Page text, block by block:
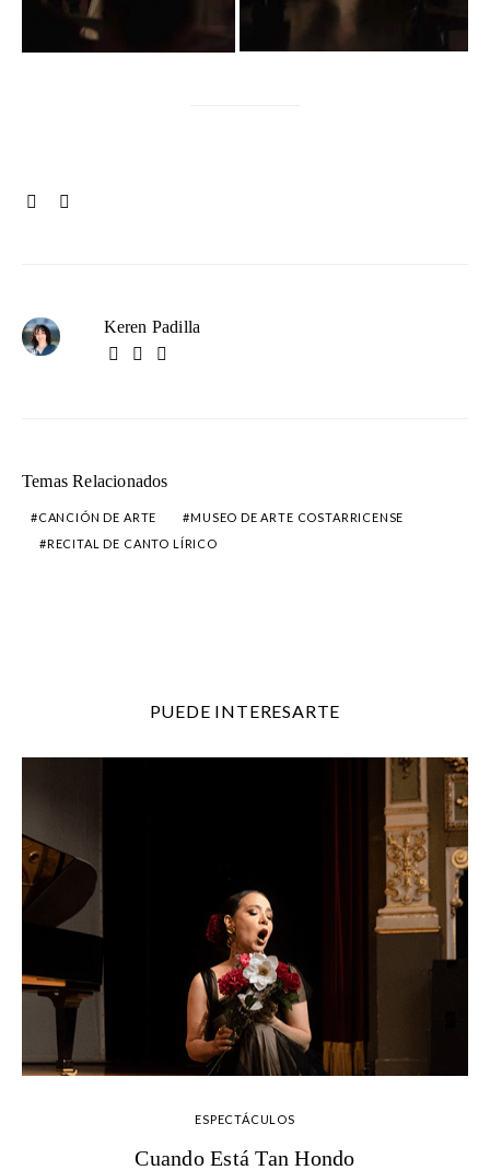
Keren Padilla
Temas Relacionados
CANCIÓN DE ARTE
MUSEO DE ARTE COSTARRICENSE
RECITAL DE CANTO LÍRICO
PUEDE INTERESARTE
ESPECTÁCULOS
Cuando Está Tan Hondo